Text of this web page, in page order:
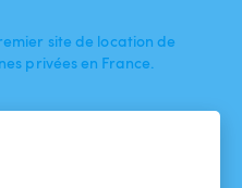
site de location de
privées en France.